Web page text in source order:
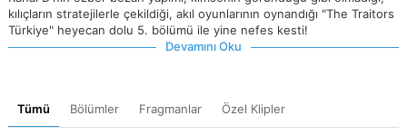
kılıçların stratejilerle çekildiği, akıl oyunlarının oynandığı "The Traitors
Türkiye" heyecan dolu 5. bölümü ile yine nefes kesti!
Devamını Oku
Tümü Bölümler Fragmanlar Özel Klipler